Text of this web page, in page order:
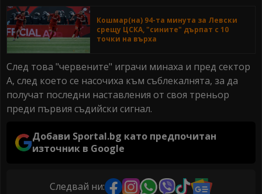
Кошмар(на) 94-та минута за Левски
срещу ЦСКА, "сините" дърпат с 10
точки на върха
След това "червените" играчи минаха и пред сектор
А, след което се насочиха към съблекалнята, за да
получат последни наставления от своя треньор
преди първия съдийски сигнал.
Добави Sportal.bg като предпочитан
източник в Google
Следвай ни: